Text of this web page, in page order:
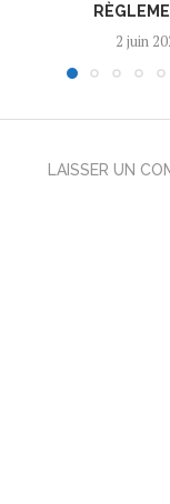
2 juin
LAISSER UN